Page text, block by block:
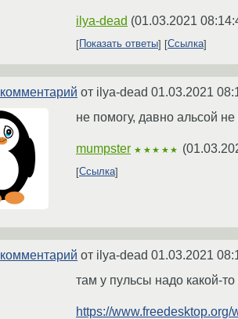
ilya-dead (01.03.2021
Показать ответы
Ссылка
комментарий от ilya-dead 01.03.2021
не помогу, давно альсой
mumpster ★★★★★ (
Ссылка
комментарий от ilya-dead 01.03.2021
там у пульсы надо какой-
https://